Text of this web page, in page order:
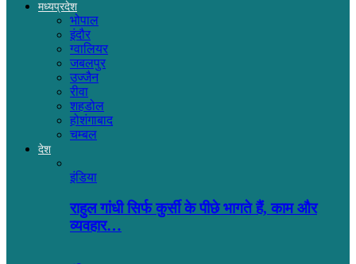
मध्यप्रदेश
भोपाल
इंदौर
ग्वालियर
जबलपुर
उज्जैन
रीवा
शहडोल
होशंगाबाद
चम्बल
देश
इंडिया
राहुल गांधी सिर्फ कुर्सी के पीछे भागते हैं, काम और
व्यवहार…